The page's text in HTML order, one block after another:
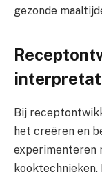
gezonde
Bij
het creëren en
experimenteren